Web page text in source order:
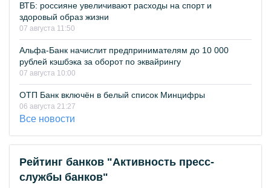
ВТБ: россияне увеличивают расходы на спорт и
здоровый образ жизни
07 августа 11:50
Альфа-Банк начислит предпринимателям до 10 000
рублей кэшбэка за оборот по эквайрингу
07 августа 10:00
ОТП Банк включён в белый список Минцифры
06 августа 21:27
Все новости
Рейтинг банков "Активность пресс-
службы банков"